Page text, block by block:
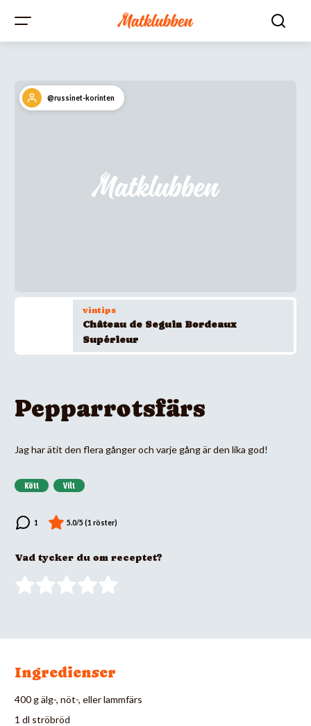
@russinet-korinten
vintips
Château de Seguin Bordeaux
Supérieur
Pepparrotsfärs
Jag har ätit den flera gånger och varje gång är den lika god!
Kött Vilt
Vad tycker du om receptet?
Ingredienser
400 g älg-, nöt-, eller lammfärs
1 dl ströbröd